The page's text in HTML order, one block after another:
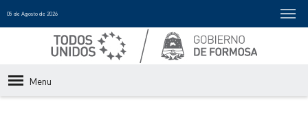
05 de Agosto de 2026
Menu